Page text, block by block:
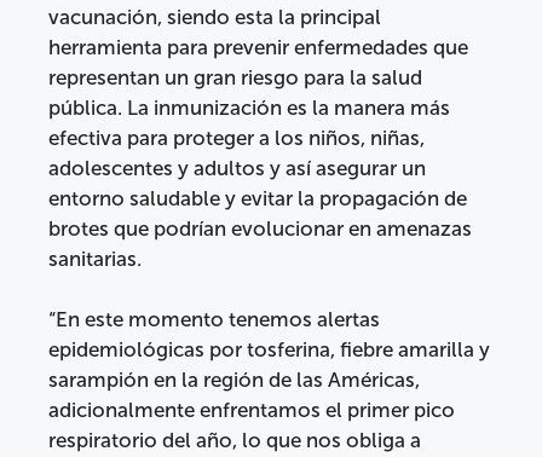
vacunación, siendo esta la principal
herramienta para prevenir enfermedades que
representan un gran riesgo para la salud
pública. La inmunización es la manera más
efectiva para proteger a los niños, niñas,
adolescentes y adultos y así asegurar un
entorno saludable y evitar la propagación de
brotes que podrían evolucionar en amenazas
sanitarias.
“En este momento tenemos alertas
epidemiológicas por tosferina, fiebre amarilla y
sarampión en la región de las Américas,
adicionalmente enfrentamos el primer pico
respiratorio del año, lo que nos obliga a